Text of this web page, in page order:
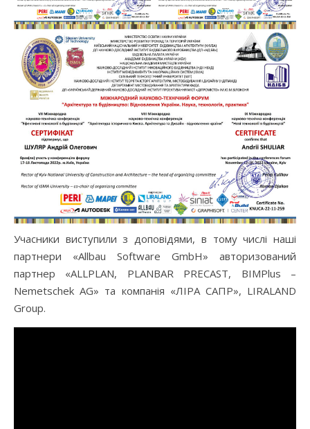
Учасники виступили з доповідями, в тому числі наші
партнери «Allbau Software GmbH» авторизований
партнер «ALLPLAN, PLANBAR PRECAST, BIMPlus –
Nemetschek AG» та компанія «ЛІРА САПР», LIRALAND
Group.